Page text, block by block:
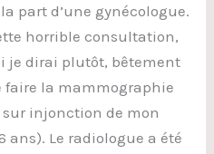
part d’une gynécologue.
horrible consultation,
je dirai plutôt, bêtement
la mammographie
injonction de mon
ans). Le radiologue a été